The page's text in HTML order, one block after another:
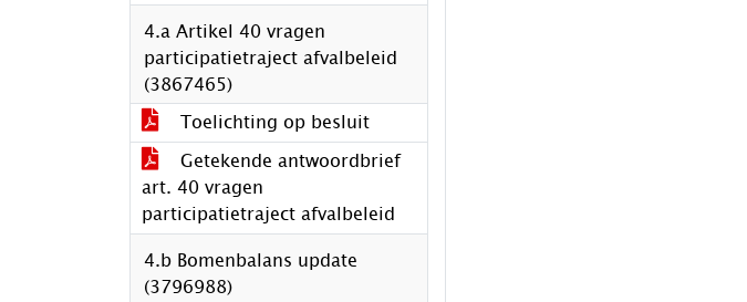
4.a Artikel 40 vragen
participatietraject afvalbeleid
(3867465)
Toelichting op besluit
Getekende antwoordbrief
art. 40 vragen
participatietraject afvalbeleid
4.b Bomenbalans update
(3796988)